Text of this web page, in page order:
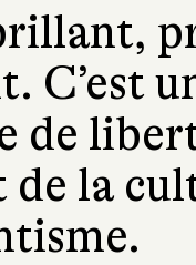
C’est
de
de la